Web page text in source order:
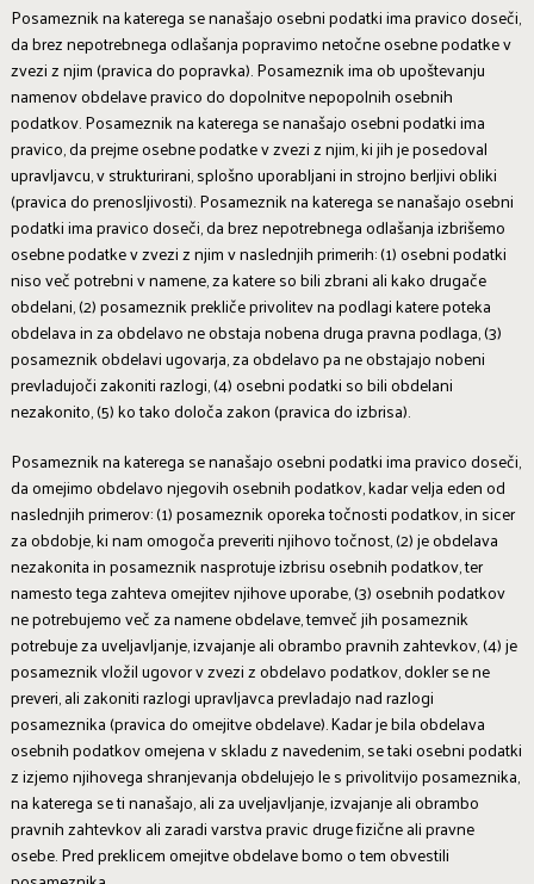
Posameznik na katerega se nanašajo osebni podatki ima pravico doseči,
da brez nepotrebnega odlašanja popravimo netočne osebne podatke v
zvezi z njim (pravica do popravka). Posameznik ima ob upoštevanju
namenov obdelave pravico do dopolnitve nepopolnih osebnih
podatkov. Posameznik na katerega se nanašajo osebni podatki ima
pravico, da prejme osebne podatke v zvezi z njim, ki jih je posedoval
upravljavcu, v strukturirani, splošno uporabljani in strojno berljivi obliki
(pravica do prenosljivosti). Posameznik na katerega se nanašajo osebni
podatki ima pravico doseči, da brez nepotrebnega odlašanja izbrišemo
osebne podatke v zvezi z njim v naslednjih primerih: (1) osebni podatki
niso več potrebni v namene, za katere so bili zbrani ali kako drugače
obdelani, (2) posameznik prekliče privolitev na podlagi katere poteka
obdelava in za obdelavo ne obstaja nobena druga pravna podlaga, (3)
posameznik obdelavi ugovarja, za obdelavo pa ne obstajajo nobeni
prevladujoči zakoniti razlogi, (4) osebni podatki so bili obdelani
nezakonito, (5) ko tako določa zakon (pravica do izbrisa).
Posameznik na katerega se nanašajo osebni podatki ima pravico doseči,
da omejimo obdelavo njegovih osebnih podatkov, kadar velja eden od
naslednjih primerov: (1) posameznik oporeka točnosti podatkov, in sicer
za obdobje, ki nam omogoča preveriti njihovo točnost, (2) je obdelava
nezakonita in posameznik nasprotuje izbrisu osebnih podatkov, ter
namesto tega zahteva omejitev njihove uporabe, (3) osebnih podatkov
ne potrebujemo več za namene obdelave, temveč jih posameznik
potrebuje za uveljavljanje, izvajanje ali obrambo pravnih zahtevkov, (4) je
posameznik vložil ugovor v zvezi z obdelavo podatkov, dokler se ne
preveri, ali zakoniti razlogi upravljavca prevladajo nad razlogi
posameznika (pravica do omejitve obdelave). Kadar je bila obdelava
osebnih podatkov omejena v skladu z navedenim, se taki osebni podatki
z izjemo njihovega shranjevanja obdelujejo le s privolitvijo posameznika,
na katerega se ti nanašajo, ali za uveljavljanje, izvajanje ali obrambo
pravnih zahtevkov ali zaradi varstva pravic druge fizične ali pravne
osebe. Pred preklicem omejitve obdelave bomo o tem obvestili